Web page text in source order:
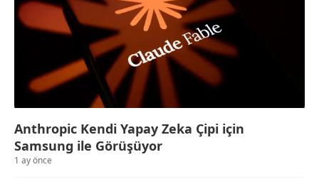
Anthropic Kendi Yapay Zeka Çipi için
Samsung ile Görüşüyor
1 ay önce